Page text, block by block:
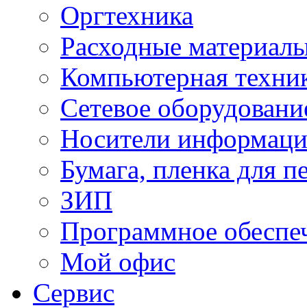
Оргтехника
Расходные
Компьютерная
Сетевое
Носители
Бумага, пленка для
ЗИП
Программное
Мой офис
Сервис